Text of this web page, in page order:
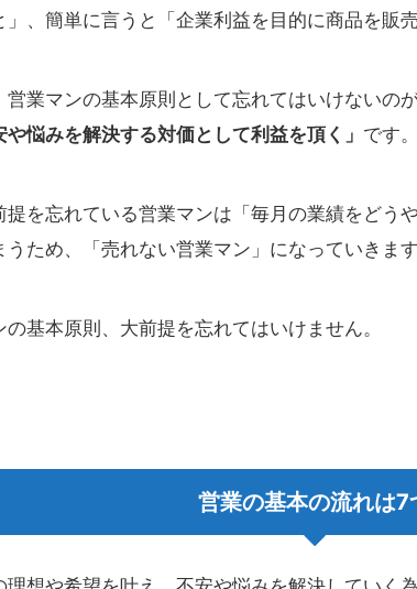
」、簡単に言うと「企業利益を目的に商品を販
営業マンの基本原則として忘れてはいけないのが
や悩みを解決する対価として利益を頂く」 です。
提を忘れている営業マンは「毎月の業績をどう
うため、「売れない営業マン」になっていきます
の基本原則、大前提を忘れてはいけません。
営業の基本の流れは7